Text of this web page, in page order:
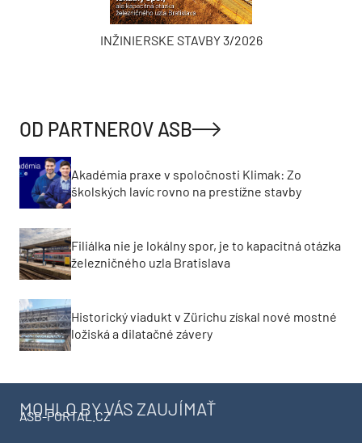
INŽINIERSKE STAVBY 3/2026
OD PARTNEROV ASB
Akadémia praxe v spoločnosti Klimak: Zo
školských lavíc rovno na prestížne stavby
Filiálka nie je lokálny spor, je to kapacitná otázka
železničného uzla Bratislava
Historický viadukt v Zürichu získal nové mostné
ložiská a dilatačné závery
MOHLO BY VÁS ZAUJÍMAŤ
ASB-PORTAL.CZ